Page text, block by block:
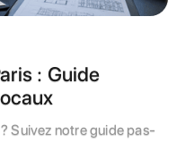
: Guide
Suivez notre guide pas-